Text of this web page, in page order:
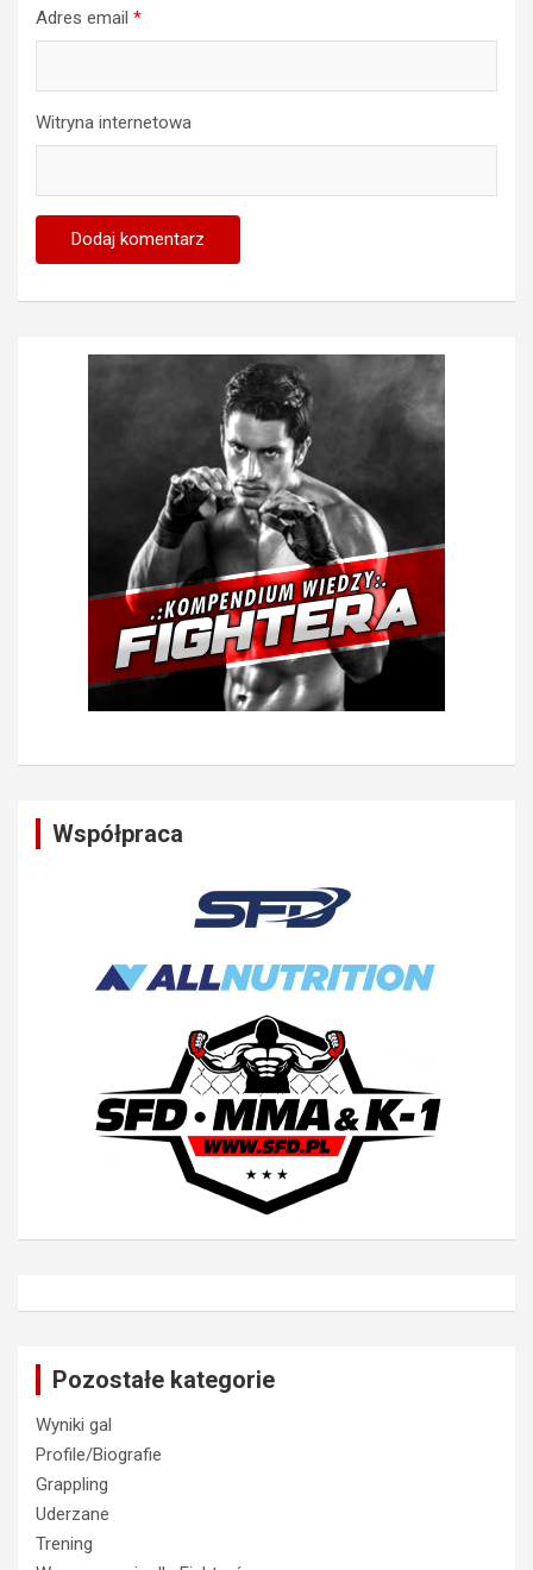
Adres email *
Witryna internetowa
Współpraca
Pozostałe kategorie
Wyniki gal
Profile/Biografie
Grappling
Uderzane
Trening